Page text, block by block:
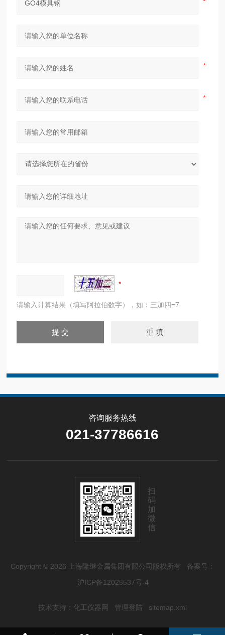
请输入计算结果（填写阿拉伯数字），如：三加四=7
咨询服务热线
021-37786616
扫
码
加
微
信
Copyright © 2026 上海隆继金属集团有限公司版权所有 备案号：
沪ICP备12025537号-4
技术支持： 化工仪器网 管理登陆 sitemap.xml